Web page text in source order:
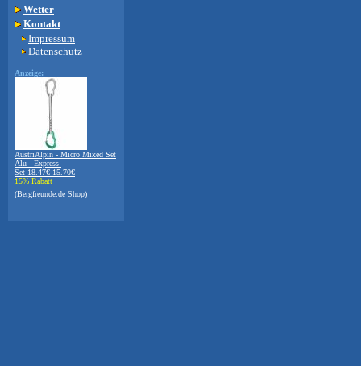
Wetter
Kontakt
Impressum
Datenschutz
Anzeige:
AustriAlpin - Micro Mixed Set
Alu - Express-
Set 18.47€ 15.70€
15% Rabatt
(Bergfreunde.de Shop)